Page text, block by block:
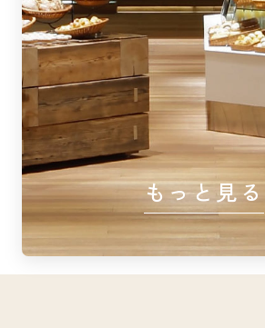
もっと見る